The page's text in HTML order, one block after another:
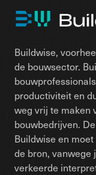
Buildwise,
de bouwsector.
productiviteit en
weg vrij te maken
bouwbedrijven.
Buildwise en
de bron,
verkeerde